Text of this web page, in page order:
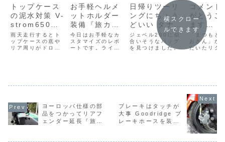
トップケース
の泥水対策 V-
strom650に
フェンダーフ
ラップを装着
『旅カスタマ
雨天走行するとト
ップケースの底や
リア周りがドロド
お手軽ヘルメ
ットホルダー
装備『旅カス
タマイズ』そ
の4
今日はお手軽なカ
スタマイズのレポ
ートです。ライダ
ヘルメットホルダ
日帰りツーリ
ングにちょう
どいい タナッ
クス・ミニフ
ィールドシー
トバッグ（限
ジェベル200に似
合いそうなバッグ
を見つけました。
コメント
がとうご
ます
devilマ
について
「まつも
おさん」か
だいたリク
横スクロー
ルできます
ヨーロッパ仕様の部
品をつかってリアフ
ェンダー延長『旅カ
ブレーキはタッチが
大事 Goodridge ブ
レーキホースを装着